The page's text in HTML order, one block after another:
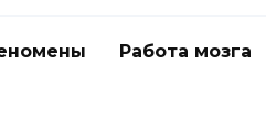
Работа мозга